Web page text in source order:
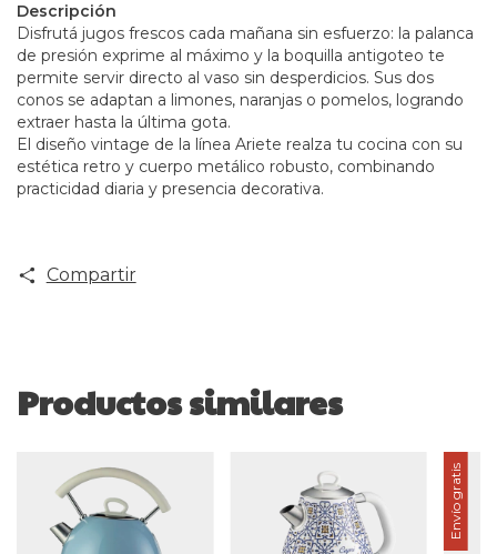
Descripción
Disfrutá jugos frescos cada mañana sin esfuerzo: la palanca
de presión exprime al máximo y la boquilla antigoteo te
permite servir directo al vaso sin desperdicios. Sus dos
conos se adaptan a limones, naranjas o pomelos, logrando
extraer hasta la última gota.
El diseño vintage de la línea Ariete realza tu cocina con su
estética retro y cuerpo metálico robusto, combinando
practicidad diaria y presencia decorativa.
Compartir
Productos similares
Envío gratis